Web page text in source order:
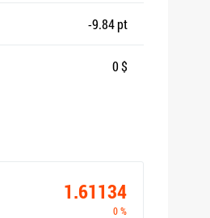
-9.84 pt
0 $
1.61134
0 %